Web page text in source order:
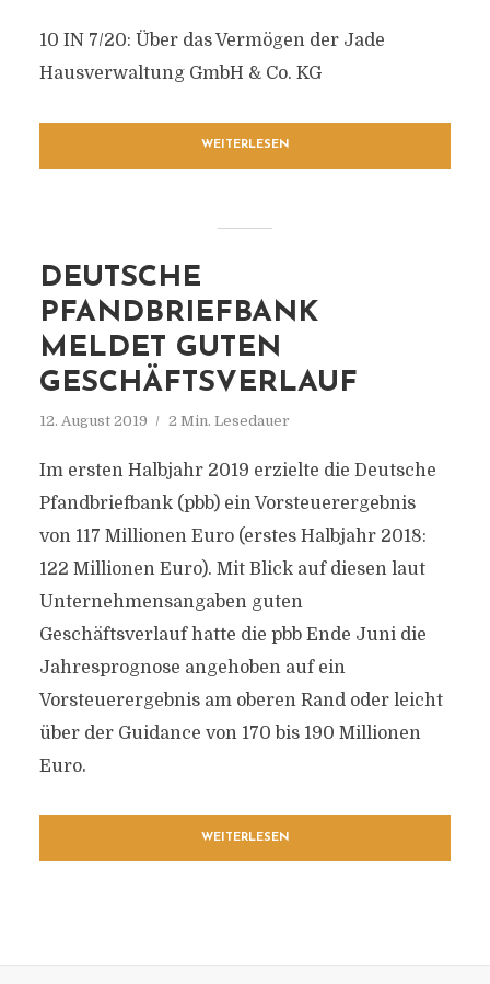
10 IN 7/20: Über das Vermögen der Jade
Hausverwaltung GmbH & Co. KG
WEITERLESEN
DEUTSCHE
PFANDBRIEFBANK
MELDET GUTEN
GESCHÄFTSVERLAUF
12. August 2019 2 Min. Lesedauer
Im ersten Halbjahr 2019 erzielte die Deutsche
Pfandbriefbank (pbb) ein Vorsteuerergebnis
von 117 Millionen Euro (erstes Halbjahr 2018:
122 Millionen Euro). Mit Blick auf diesen laut
Unternehmensangaben guten
Geschäftsverlauf hatte die pbb Ende Juni die
Jahresprognose angehoben auf ein
Vorsteuerergebnis am oberen Rand oder leicht
über der Guidance von 170 bis 190 Millionen
Euro.
WEITERLESEN